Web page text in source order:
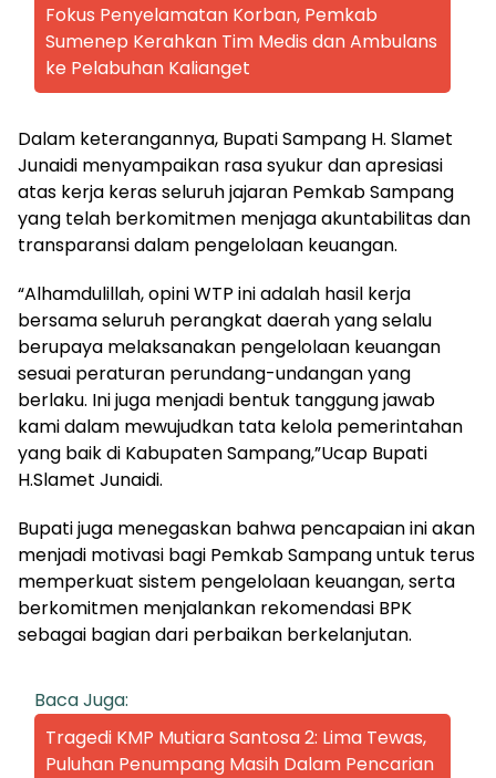
Fokus Penyelamatan Korban, Pemkab
Sumenep Kerahkan Tim Medis dan Ambulans
ke Pelabuhan Kalianget
Dalam keterangannya, Bupati Sampang H. Slamet
Junaidi menyampaikan rasa syukur dan apresiasi
atas kerja keras seluruh jajaran Pemkab Sampang
yang telah berkomitmen menjaga akuntabilitas dan
transparansi dalam pengelolaan keuangan.
“Alhamdulillah, opini WTP ini adalah hasil kerja
bersama seluruh perangkat daerah yang selalu
berupaya melaksanakan pengelolaan keuangan
sesuai peraturan perundang-undangan yang
berlaku. Ini juga menjadi bentuk tanggung jawab
kami dalam mewujudkan tata kelola pemerintahan
yang baik di Kabupaten Sampang,”Ucap Bupati
H.Slamet Junaidi.
Bupati juga menegaskan bahwa pencapaian ini akan
menjadi motivasi bagi Pemkab Sampang untuk terus
memperkuat sistem pengelolaan keuangan, serta
berkomitmen menjalankan rekomendasi BPK
sebagai bagian dari perbaikan berkelanjutan.
Baca Juga:
Tragedi KMP Mutiara Santosa 2: Lima Tewas,
Puluhan Penumpang Masih Dalam Pencarian